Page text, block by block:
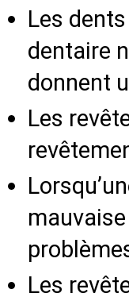
Les
dentaire
donnent
Les
Les